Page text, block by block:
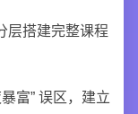
层搭建完整课程
富” 误区，建立